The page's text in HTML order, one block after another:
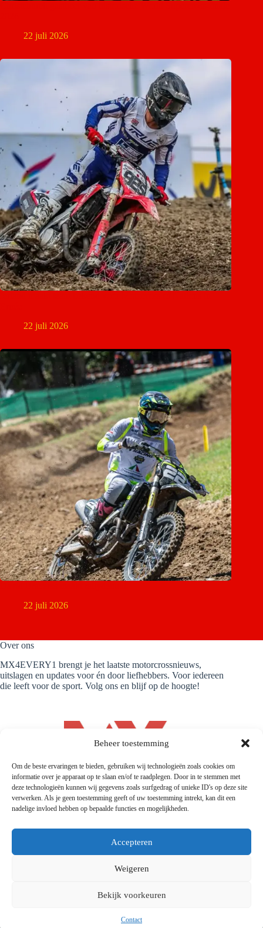
Beheer toestemming
Om de beste ervaringen te bieden, gebruiken wij technologieën zoals cookies om
informatie over je apparaat op te slaan en/of te raadplegen. Door in te stemmen met
deze technologieën kunnen wij gegevens zoals surfgedrag of unieke ID's op deze site
verwerken. Als je geen toestemming geeft of uw toestemming intrekt, kan dit een
nadelige invloed hebben op bepaalde functies en mogelijkheden.
Accepteren
Weigeren
Bekijk voorkeuren
Contact
22 juli 2026
22 juli 2026
22 juli 2026
Over ons
MX4EVERY1 brengt je het laatste motorcrossnieuws,
uitslagen en updates voor én door liefhebbers. Voor iedereen
die leeft voor de sport. Volg ons en blijf op de hoogte!
| Designed and Developed by